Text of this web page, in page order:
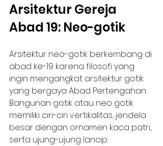
Arsitektur Gereja
Abad 19: Neo-gotik
Arsitektur neo-gotik berkembang di
abad ke-19 karena filosofi yang
ingin mengangkat arsitektur gotik
yang bergaya Abad Pertengahan.
Bangunan gotik atau neo gotik
memiliki ciri-ciri vertikalitas, jendela
besar dengan ornamen kaca patri,
serta ujung-ujung lancip.